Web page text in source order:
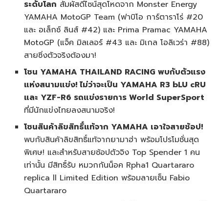
ระดับโลก สัมผัสดีไซน์สุดโหดจาก Monster Energy
YAMAHA MotoGP Team (ฟาบิโอ การ์ตาราโร่ #20
และ อเล็กซ์ ลินส์ #42) และ Prima Pramac YAMAHA
MotoGP (แจ็ค มิลเลอร์ #43 และ มิเกล โอลิเวร่า #88)
สายซิ่งตัวจริงต้องมา!
โซน YAMAHA THAILAND RACINGพบกับตัวแรง
แห่งสนามแข่ง! ไม่ว่าจะเป็น YAMAHA R3 bLU cRU
และ YZF-R6 รถแข่งรายการ World SuperSport
ที่มีนักแข่งไทยลงสนามจริง!
โซนสินค้าลิขสิทธิ์แท้จาก YAMAHA เอาใจสายช้อป!
พบกับสินค้าลิขสิทธิ์แท้จากยามาฮ่า พร้อมโปรโมชั่นสุด
พิเศษ! และสำหรับสายช้อปตัวจิง Top Spender 1 คน
เท่านั้น มีสิทธิ์รับ หมวกกันน็อค Rpha1 Quartararo
replica ll Limited Edition พร้อมลายเซ็น Fabio
Quartararo